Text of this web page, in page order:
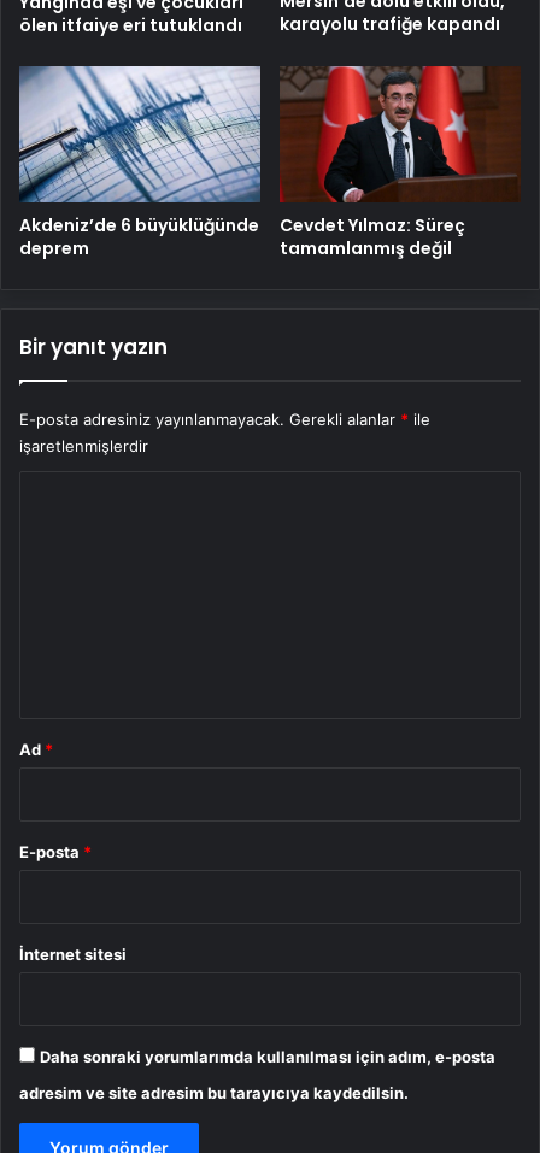
ölen itfaiye eri tutuklandı
karayolu trafiğe kapandı
Akdeniz’de 6 büyüklüğünde
deprem
Cevdet Yılmaz: Süreç
tamamlanmış değil
Bir yanıt yazın
E-posta adresiniz yayınlanmayacak. Gerekli alanlar * ile
işaretlenmişlerdir
Ad *
E-posta *
İnternet sitesi
Daha sonraki yorumlarımda kullanılması için adım, e-posta
adresim ve site adresim bu tarayıcıya kaydedilsin.